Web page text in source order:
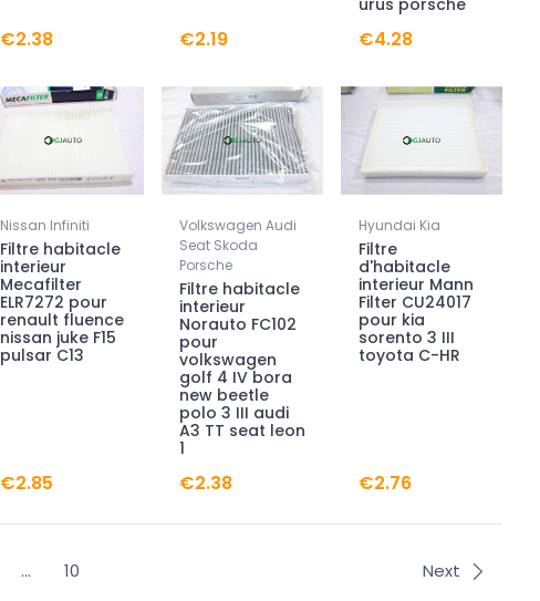
€2.38 €2.19 €4.28
Nissan Infiniti
Filtre habitacle
interieur
Mecafilter
ELR7272 pour
renault fluence
nissan juke F15
pulsar C13
€2.85
Volkswagen Audi
Seat Skoda
Porsche
Filtre habitacle
interieur
Norauto FC102
pour
volkswagen
golf 4 IV bora
new beetle
polo 3 III audi
A3 TT seat leon
1
€2.38
Hyundai Kia
Filtre
d'habitacle
interieur Mann
Filter CU24017
pour kia
sorento 3 III
toyota C-HR
€2.76
… 10 Next